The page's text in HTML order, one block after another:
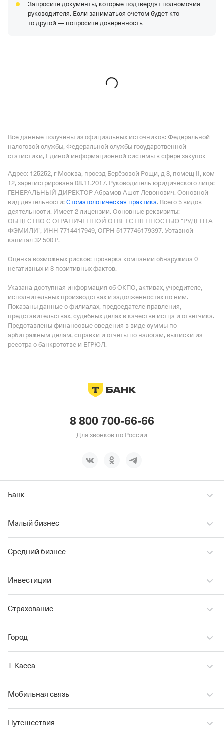
1022602422545,КПП 260501001
АО "КЛИНИЧЕСКИЙ САНАТОРИЙ "ПОЛТАВА"
ОГРН 1022601620139,
Запросите документы, которые подтвердят полномочия
руководителя. Если заниматься счетом будет кто-
то другой — попросите доверенность
Все данные получены из официальных источников: Федеральной
налоговой службы, Федеральной службы государственной
статистики, Единой информационной системы в сфере закупок
Адрес: 125252, г Москва, проезд Берёзовой Рощи, д 8, помещ II, ком
12, зарегистрирована 08.11.2017. Руководитель юридического лица:
ГЕНЕРАЛЬНЫЙ ДИРЕКТОР Абрамов Ашот Левонович. Основной
вид деятельности: Стоматологическая практика. Всего 5 видов
деятельности. Имеет 2 лицензии. Основные реквизиты:
ОБЩЕСТВО С ОГРАНИЧЕННОЙ ОТВЕТСТВЕННОСТЬЮ "РУДЕНТА
ФЭМИЛИ", ИНН 7714417949, ОГРН 5177746179397. Уставной
капитал 32 500 ₽.
Оценка возможных рисков: проверка компании обнаружила 0
негативных и 8 позитивных фактов.
Указана доступная информация об ОКПО, активах, учредителе,
исполнительных производствах и задолженностях по ним.
Показаны данные о филиалах, председателе правления,
представительствах, судебных делах в качестве истца и ответчика.
Представлены финансовые сведения в виде суммы по
арбитражным делам, справки и отчеты по налогам, выписки из
реестра о банкротстве и ЕГРЮЛ.
8 800 700-66-66
Для звонков по России
Банк
Малый бизнес
Средний бизнес
Инвестиции
Страхование
Город
Т‑Касса
Мобильная связь
Путешествия